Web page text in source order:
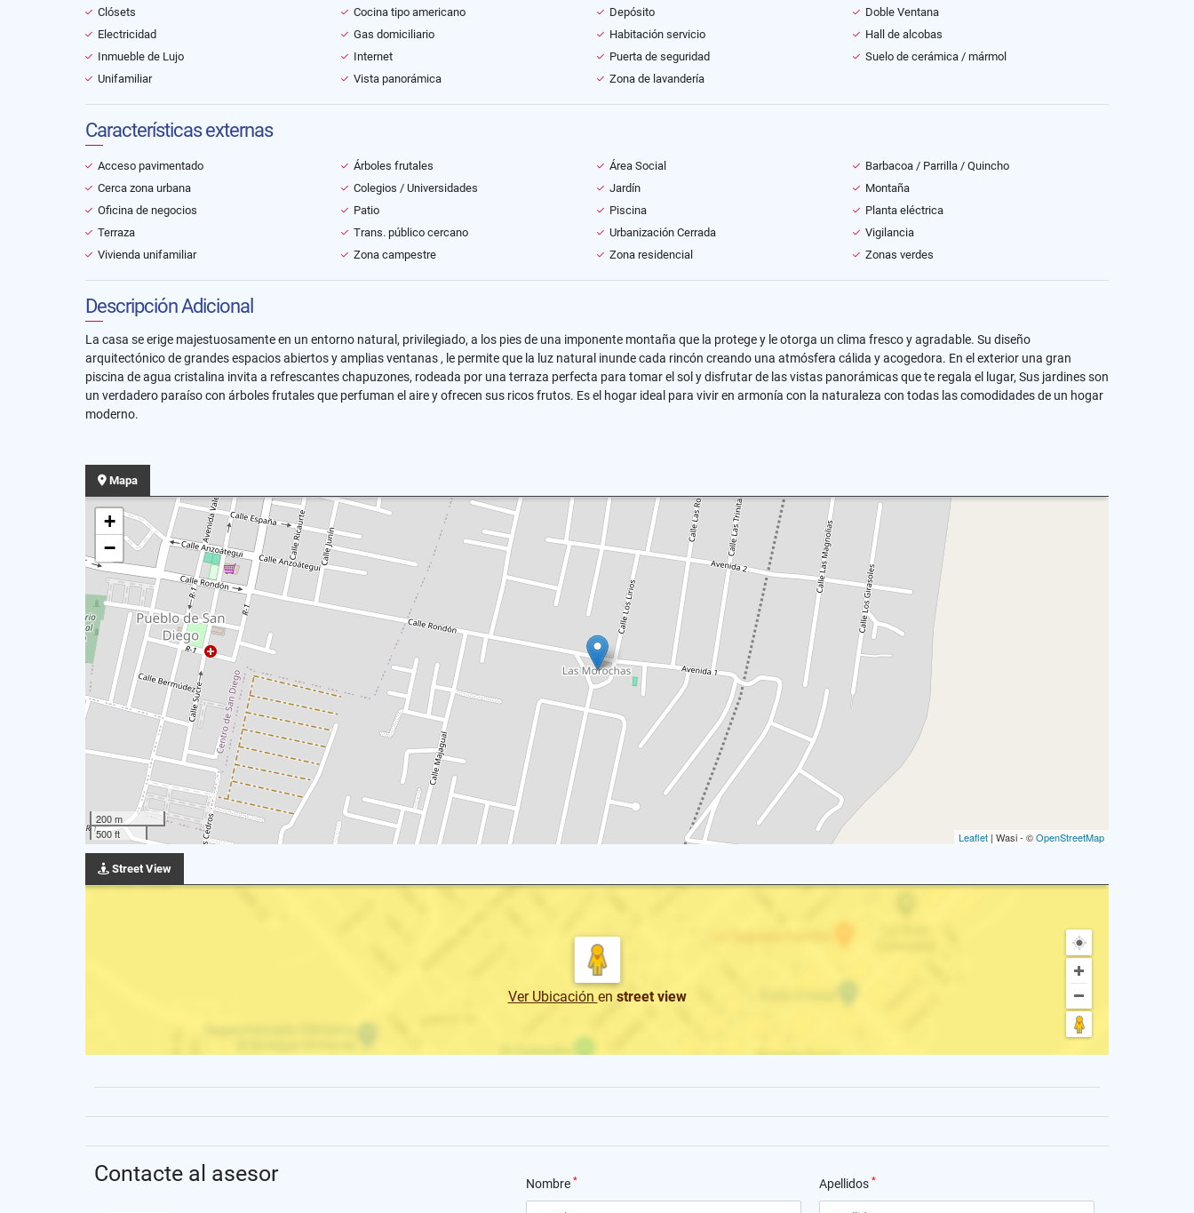
Clósets
Cocina tipo americano Depósito
Doble Ventana
Electricidad
Gas domiciliario Habitación servicio
Hall de alcobas
Inmueble de Lujo
Internet Puerta de seguridad
Suelo de cerámica / mármol
Unifamiliar
Vista panorámica Zona de lavandería
Características externas
Acceso pavimentado Árboles frutales Área Social
Barbacoa / Parrilla / Quincho
Cerca zona urbana
Colegios / Universidades Jardín
Montaña
Oficina de negocios
Patio Piscina
Planta eléctrica
Terraza
Trans. público cercano Urbanización Cerrada
Vigilancia
Vivienda unifamiliar
Zona campestre Zona residencial Zonas verdes
Descripción Adicional
La casa se erige majestuosamente en un entorno natural, privilegiado, a los pies de una imponente montaña que la protege y le otorga un clima fresco y agradable. Su diseño
arquitectónico de grandes espacios abiertos y amplias ventanas , le permite que la luz natural inunde cada rincón creando una atmósfera cálida y acogedora. En el exterior una gran
piscina de agua cristalina invita a refrescantes chapuzones, rodeada por una terraza perfecta para tomar el sol y disfrutar de las vistas panorámicas que te regala el lugar, Sus jardines son
un verdadero paraíso con árboles frutales que perfuman el aire y ofrecen sus ricos frutos. Es el hogar ideal para vivir en armonía con la naturaleza con todas las comodidades de un hogar
moderno.
Mapa
+
−
200 m
500 ft
Leaflet | Wasi - ©OpenStreetMap
Street View
Ver Ubicación en street view
Contacte al asesor Nombre * Apellidos *